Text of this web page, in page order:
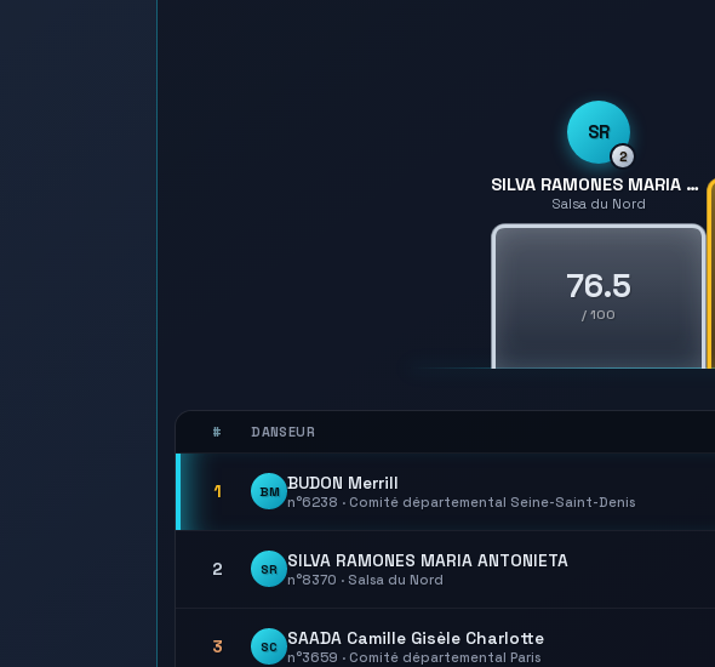
SR
2
SILVA RAMONES MARIA ANTONIETA
Salsa du Nord
76.5
/ 100
# DANSEUR
1 BM BUDON Merrill
n°6238 · Comité départemental Seine-Saint-Denis
2 SR SILVA RAMONES MARIA ANTONIETA
n°8370 · Salsa du Nord
3 SC SAADA Camille Gisèle Charlotte
n°3659 · Comité départemental Paris